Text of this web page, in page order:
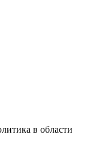
в области